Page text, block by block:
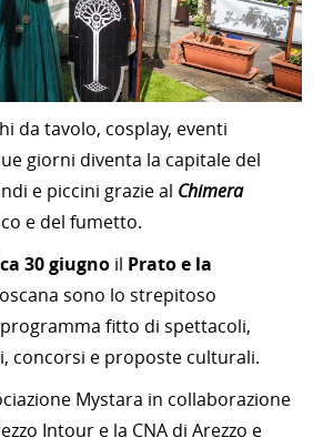
da tavolo, cosplay, eventi
giorni diventa la capitale del
e piccini grazie al Chimera
e del fumetto.
30 giugno il Prato e la
sono lo strepitoso
fitto di spettacoli,
concorsi e proposte culturali.
Mystara in collaborazione
Intour e la CNA di Arezzo e